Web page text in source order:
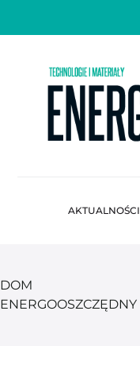
AKTUALNOŚCI
DOM
ENERGOOSZCZĘDNY